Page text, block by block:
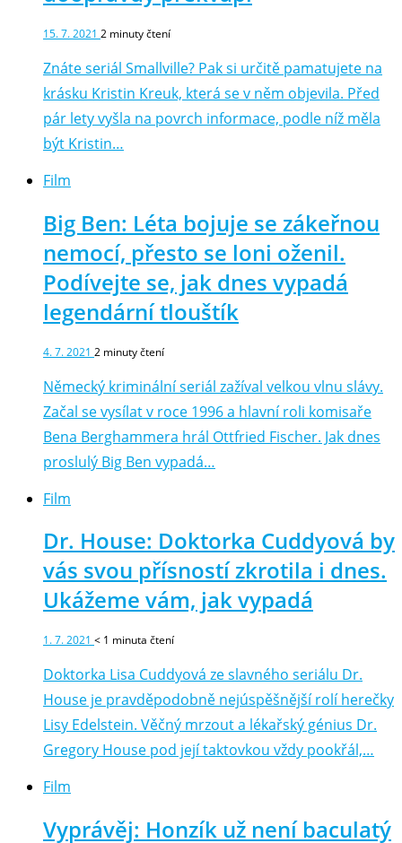
15. 7. 2021 2 minuty čtení
Znáte seriál Smallville? Pak si určitě pamatujete na
krásku Kristin Kreuk, která se v něm objevila. Před
pár lety vyšla na povrch informace, podle níž měla
být Kristin…
Film
Big Ben: Léta bojuje se zákeřnou
nemocí, přesto se loni oženil.
Podívejte se, jak dnes vypadá
legendární tlouštík
4. 7. 2021 2 minuty čtení
Německý kriminální seriál zažíval velkou vlnu slávy.
Začal se vysílat v roce 1996 a hlavní roli komisaře
Bena Berghammera hrál Ottfried Fischer. Jak dnes
proslulý Big Ben vypadá…
Film
Dr. House: Doktorka Cuddyová by
vás svou přísností zkrotila i dnes.
Ukážeme vám, jak vypadá
1. 7. 2021 < 1 minuta čtení
Doktorka Lisa Cuddyová ze slavného seriálu Dr.
House je pravděpodobně nejúspěšnější rolí herečky
Lisy Edelstein. Věčný mrzout a lékařský génius Dr.
Gregory House pod její taktovkou vždy pookřál,…
Film
Vyprávěj: Honzík už není baculatý